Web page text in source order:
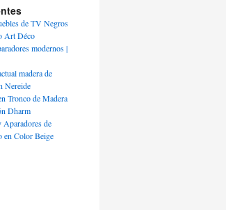
de TV Negros
Art Déco
modernos |
madera de
Nereide
Tronco de Madera
Dharm
de
en Color Beige